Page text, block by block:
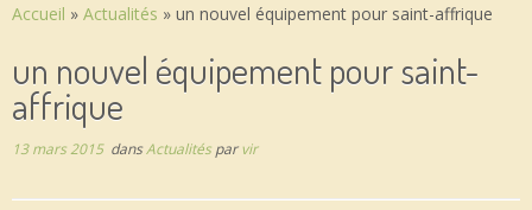
Accueil » Actualités » un nouvel équipement pour saint-affrique
un nouvel équipement pour saint-
affrique
13 mars 2015dansActualités parvir